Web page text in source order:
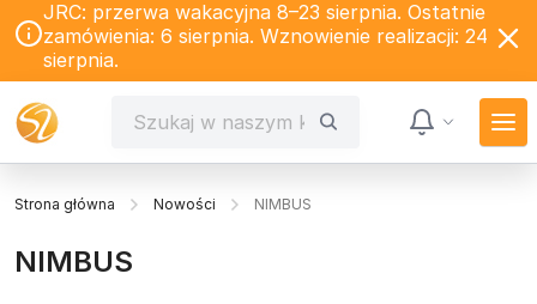
JRC: przerwa wakacyjna 8–23 sierpnia. Ostatnie
zamówienia: 6 sierpnia. Wznowienie realizacji: 24
sierpnia.
Strona główna Nowości NIMBUS
NIMBUS